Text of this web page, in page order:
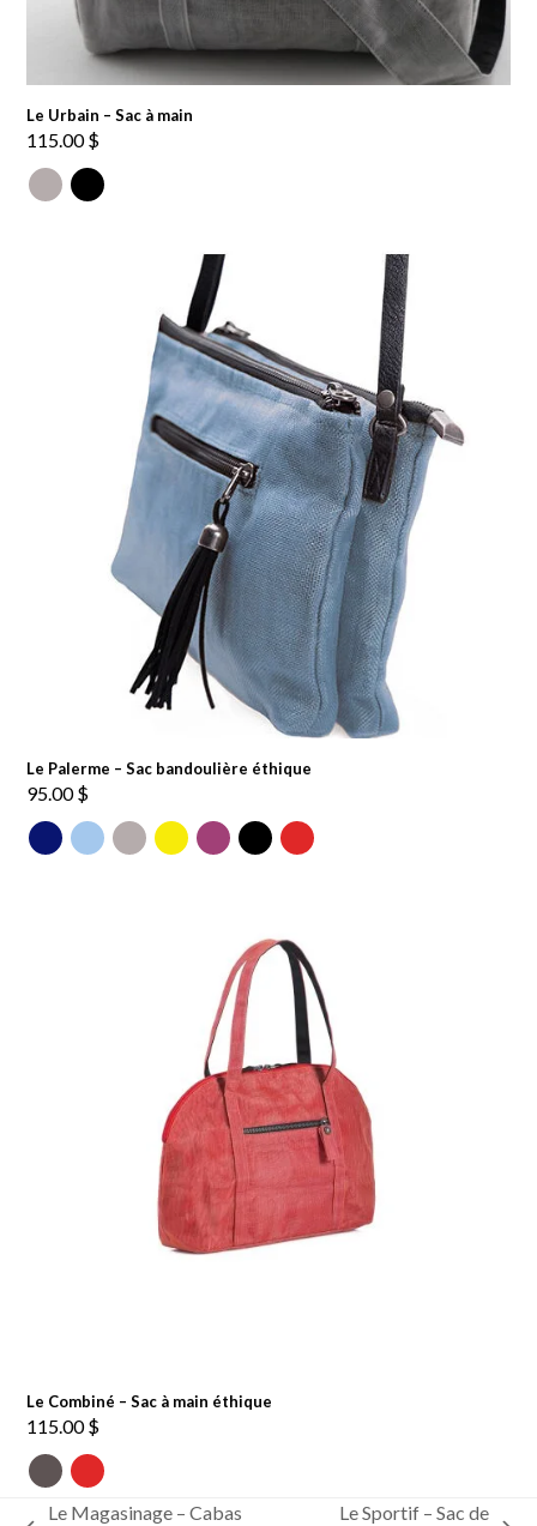
Le Urbain – Sac à main
115.00$
Le Palerme – Sac bandoulière éthique
95.00$
Le Combiné – Sac à main éthique
115.00$
Le Magasinage – Cabas
Le Sportif – Sac de